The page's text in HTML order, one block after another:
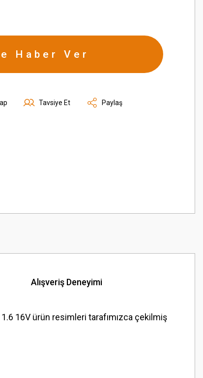
Haber Ver
Tavsiye Et Paylaş
Alışveriş Deneyimi
16V ürün resimleri tarafımızca çekilmiş